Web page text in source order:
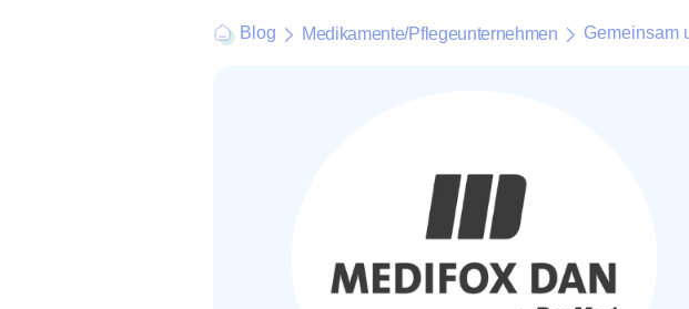
Blog Medikamente/Pflegeunternehmen Gemeinsam